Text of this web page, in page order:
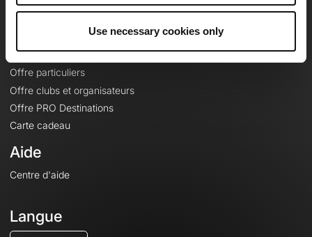
Use necessary cookies only
Offres
Fonds de cartes topographiques
Fonctionnalités
Offre particuliers
Offre clubs et organisateurs
Offre PRO Destinations
Carte cadeau
Aide
Centre d'aide
Langue